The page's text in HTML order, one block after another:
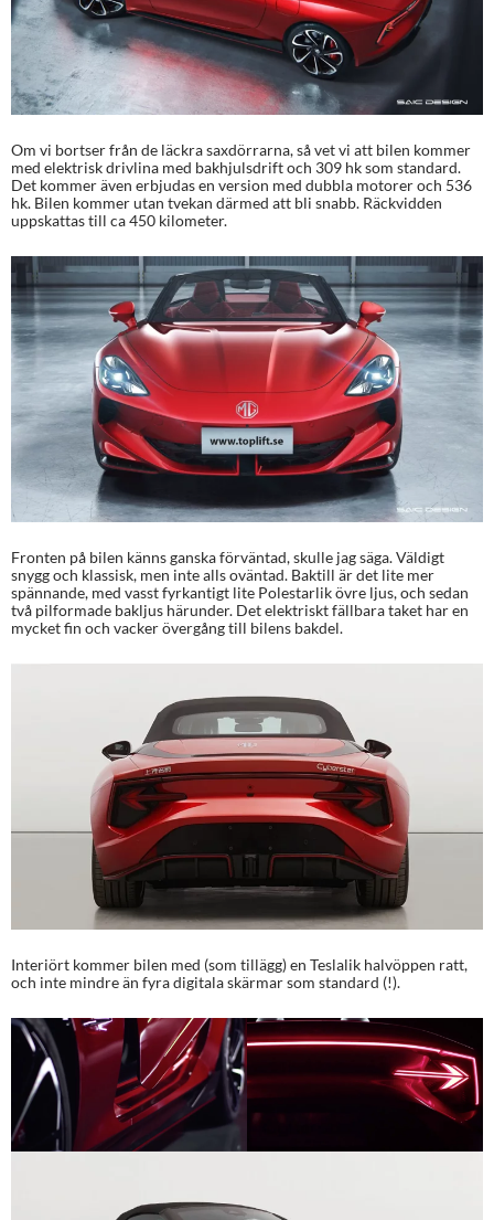
Om vi bortser från de läckra saxdörrarna, så vet vi att bilen kommer
med elektrisk drivlina med bakhjulsdrift och 309 hk som standard.
Det kommer även erbjudas en version med dubbla motorer och 536
hk. Bilen kommer utan tvekan därmed att bli snabb. Räckvidden
uppskattas till ca 450 kilometer.
Fronten på bilen känns ganska förväntad, skulle jag säga. Väldigt
snygg och klassisk, men inte alls oväntad. Baktill är det lite mer
spännande, med vasst fyrkantigt lite Polestarlik övre ljus, och sedan
två pilformade bakljus härunder. Det elektriskt fällbara taket har en
mycket fin och vacker övergång till bilens bakdel.
Interiört kommer bilen med (som tillägg) en Teslalik halvöppen ratt,
och inte mindre än fyra digitala skärmar som standard (!).